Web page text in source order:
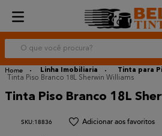
O que você procura?
Linha Imobiliaria
Tinta para
Tinta Piso Branco 18L Sherwin Williams
Tinta Piso Branco 18L
:18836